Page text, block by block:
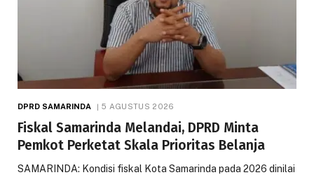
DPRD SAMARINDA 5 AGUSTUS 2026
Fiskal Samarinda Melandai, DPRD Minta
Pemkot Perketat Skala Prioritas Belanja
SAMARINDA: Kondisi fiskal Kota Samarinda pada 2026 dinilai